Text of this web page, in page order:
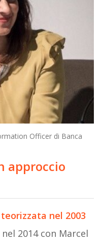
Officer di Banca
approccio
nel 2003
nel 2014 con Marcel